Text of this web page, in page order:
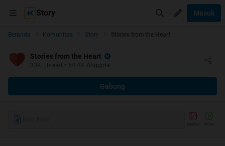
Story Masuk
Beranda Komunitas Story Stories from the Heart
Stories from the Heart
33K Thread • 54.4K Anggota
Gabung